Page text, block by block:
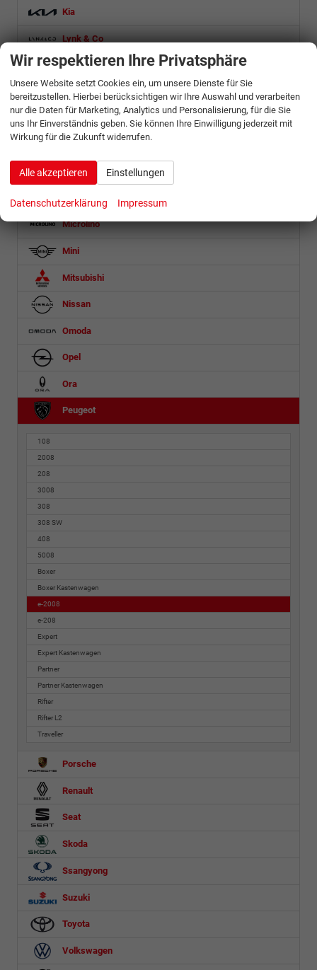
Kia
Lynk & Co
MAN
Maserati
Maxus
Mercedes-Benz
MG
Microlino
Mini
Mitsubishi
Nissan
Omoda
Opel
Ora
Peugeot
108
2008
208
3008
308
308 SW
408
5008
Boxer
Boxer Kastenwagen
e-2008
e-208
Expert
Expert Kastenwagen
Partner
Partner Kastenwagen
Rifter
Rifter L2
Traveller
Porsche
Renault
Seat
Skoda
Ssangyong
Suzuki
Toyota
Volkswagen
Wir respektieren Ihre Privatsphäre
Unsere Website setzt Cookies ein, um unsere Dienste für Sie
bereitzustellen. Hierbei berücksichtigen wir Ihre Auswahl und verarbeiten
nur die Daten für Marketing, Analytics und Personalisierung, für die Sie
uns Ihr Einverständnis geben. Sie können Ihre Einwilligung jederzeit mit
Wirkung für die Zukunft widerrufen.
Alle akzeptieren Einstellungen
Datenschutzerklärung Impressum